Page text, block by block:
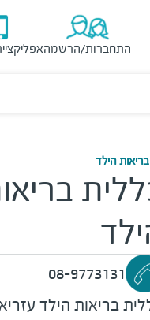
התחברות/הרשמה
הילד
08-9773131
בריאות הילד